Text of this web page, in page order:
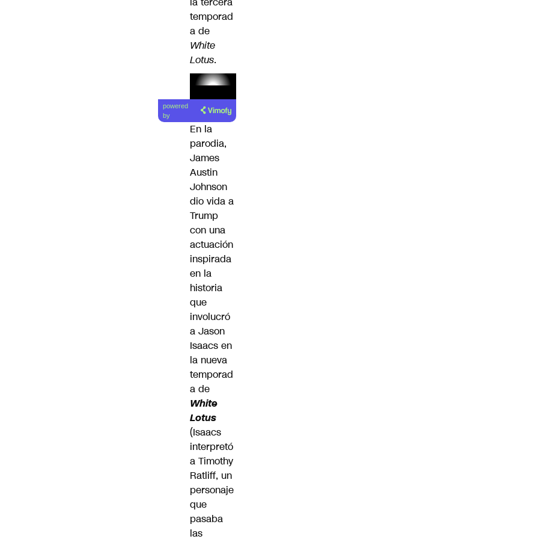
temporad
a de
White
Lotus.
Lea el
artículo
powered
by
En la
parodia,
James
Austin
Johnson
dio vida a
Trump
con una
actuación
inspirada
en la
historia
que
involucró
a Jason
Isaacs en
la nueva
temporad
a de
White
Lotus
(Isaacs
interpretó
a Timothy
Ratliff, un
personaje
que
pasaba
las